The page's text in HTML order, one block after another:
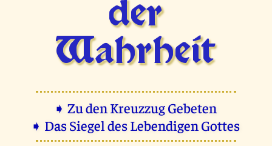
der
Wahrheit
➧ Zu den Kreuzzug Gebeten
➧ Das Siegel des Lebendigen Gottes